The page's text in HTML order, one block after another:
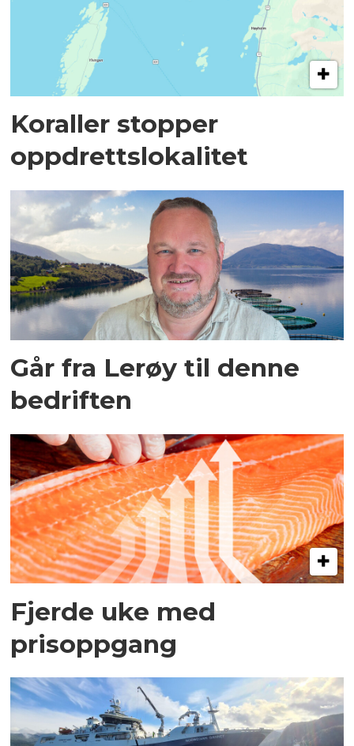
Koraller stopper
oppdrettslokalitet
Går fra Lerøy til denne
bedriften
Fjerde uke med
prisoppgang